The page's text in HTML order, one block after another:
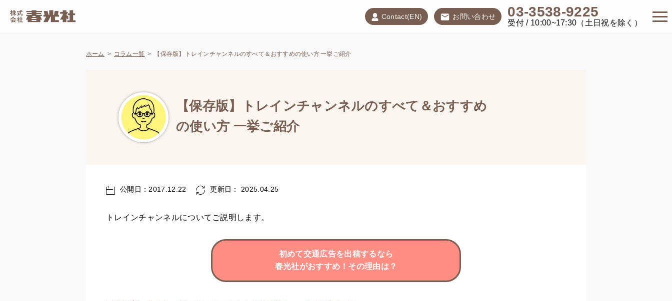
Contact(EN) お問い合わせ 03-3538-9225
受付 / 10:00~17:30（土日祝を除く）
ホーム コラム一覧 【保存版】トレインチャンネルのすべて＆おすすめの使い方 一挙ご紹介
【保存版】トレインチャンネルのすべて＆おすすめ
の使い方 一挙ご紹介
公開日：2017.12.22 更新日： 2025.04.25
トレインチャンネルについてご説明します。
初めて交通広告を出稿するなら
春光社がおすすめ！その理由は？